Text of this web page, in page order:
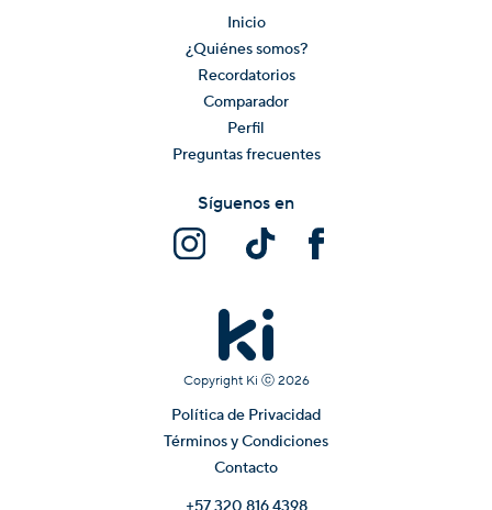
Inicio
¿Quiénes somos?
Recordatorios
Comparador
Perfil
Preguntas frecuentes
Copyright Ki ⓒ 2026
Política de Privacidad
Términos y Condiciones
Contacto
Síguenos en